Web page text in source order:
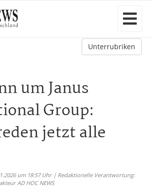
Unterrubriken
um Janus
Group:
jetzt alle
um 18:57 Uhr | Redaktionelle Verantwortung:
AD HOC NEWS